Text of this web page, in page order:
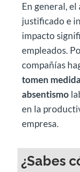
En general,
justificado e
impacto
empleados.
compañías
tomen
absentismo
en la
empresa.
¿Sabes